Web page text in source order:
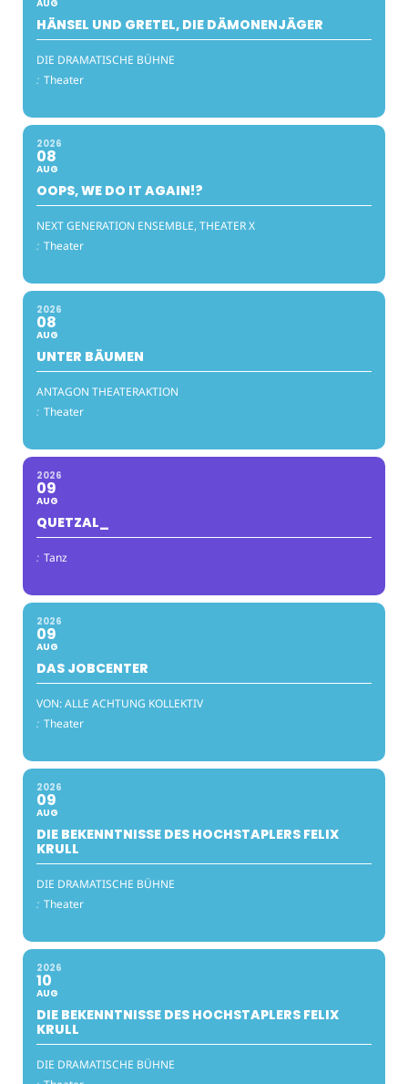
AUG
HÄNSEL UND GRETEL, DIE DÄMONENJÄGER
DIE DRAMATISCHE BÜHNE
: Theater
2026
08
AUG
OOPS, WE DO IT AGAIN!?
NEXT GENERATION ENSEMBLE, THEATER X
: Theater
2026
08
AUG
UNTER BÄUMEN
ANTAGON THEATERAKTION
: Theater
2026
09
AUG
QUETZAL_
: Tanz
2026
09
AUG
DAS JOBCENTER
VON: ALLE ACHTUNG KOLLEKTIV
: Theater
2026
09
AUG
DIE BEKENNTNISSE DES HOCHSTAPLERS FELIX
KRULL
DIE DRAMATISCHE BÜHNE
: Theater
2026
10
AUG
DIE BEKENNTNISSE DES HOCHSTAPLERS FELIX
KRULL
DIE DRAMATISCHE BÜHNE